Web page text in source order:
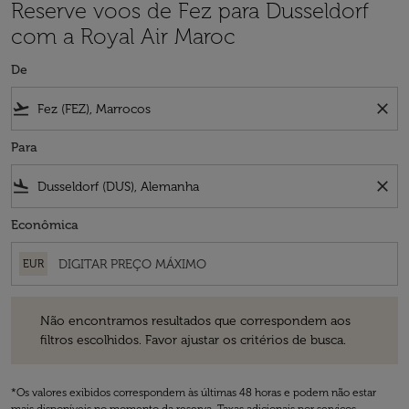
Reserve voos de Fez para Dusseldorf
com a Royal Air Maroc
De
flight_takeoff close
Para
flight_land close
Econômica
EUR
Não encontramos resultados que correspondem aos
filtros escolhidos. Favor ajustar os critérios de busca.
*Os valores exibidos correspondem às últimas 48 horas e podem não estar